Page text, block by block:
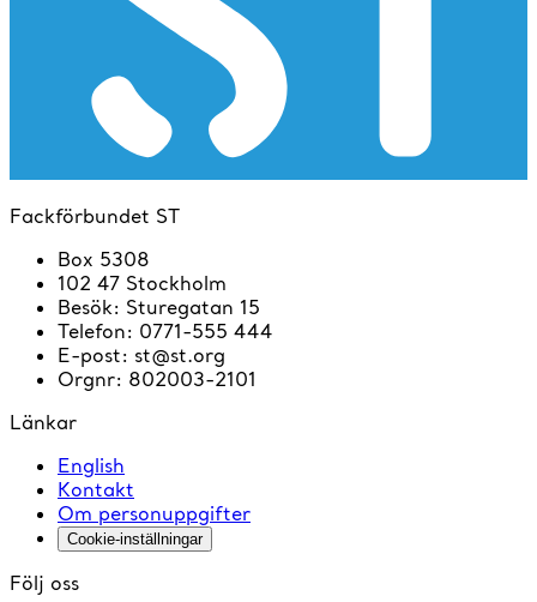
Fackförbundet ST
Box 5308
102 47 Stockholm
Besök: Sturegatan 15
Telefon: 0771-555 444
E-post: st@st.org
Orgnr: 802003-2101
Länkar
English
Kontakt
Om personuppgifter
Cookie-inställningar
Följ oss